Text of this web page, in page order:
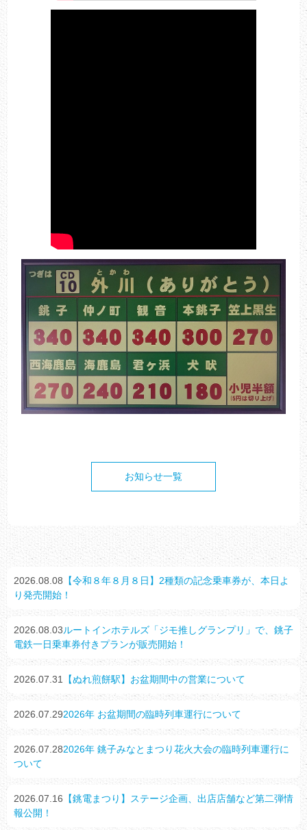
お知らせ一覧
2026.08.08 【令和８年８月８日】2種類の記念乗車券が、本日よ
り発売開始！
2026.08.03ルートインホテルズ「ジモ推しグランプリ」で、銚子
電鉄一日乗車券付きプランが販売開始！
2026.07.31 【ぬれ煎餅駅】お盆期間中の営業について
2026.07.292026年 お盆期間の臨時列車運行について
2026.07.282026年 銚子みなとまつり花火大会の臨時列車運行に
ついて
2026.07.16 【銚電まつり】ステージ企画、出店店舗など第二弾情
報公開！